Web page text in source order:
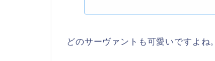
どのサーヴァントも可愛いですよね。